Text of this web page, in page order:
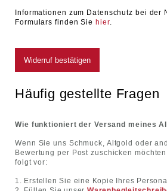
Informationen zum Datenschutz bei der
Formulars finden Sie hier.
Häufig gestellte Fragen
Wie funktioniert der Versand meines
Wenn Sie uns Schmuck, Altgold oder
Bewertung per Post zuschicken
folgt vor:
Erstellen Sie eine Kopie Ihres